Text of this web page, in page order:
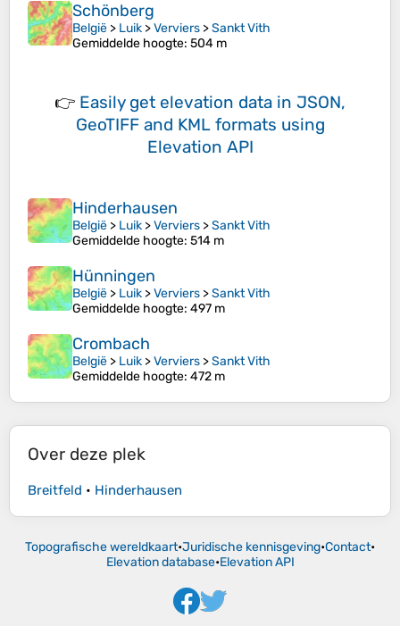
Schönberg
België > Luik >Verviers >Sankt Vith
Gemiddelde hoogte: 504 m
👉 Easily get elevation data in JSON,
GeoTIFF and KML formats using
Elevation API
Hinderhausen
België > Luik >Verviers >Sankt Vith
Gemiddelde hoogte: 514 m
Hünningen
België > Luik >Verviers >Sankt Vith
Gemiddelde hoogte: 497 m
Crombach
België > Luik >Verviers >Sankt Vith
Gemiddelde hoogte: 472 m
Over deze plek
Breitfeld • Hinderhausen
Topografische wereldkaart•Juridische kennisgeving•Contact•
Elevation database•Elevation API